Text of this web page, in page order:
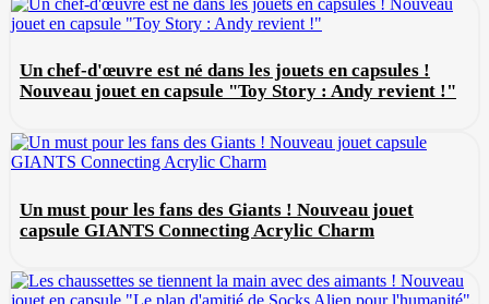
Un chef-d'œuvre est né dans les jouets en capsules !
Nouveau jouet en capsule "Toy Story : Andy revient !"
Un must pour les fans des Giants ! Nouveau jouet
capsule GIANTS Connecting Acrylic Charm